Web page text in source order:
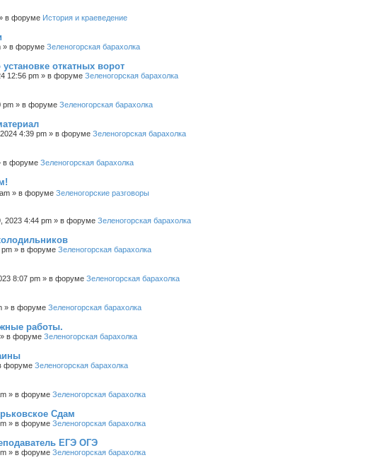
в форуме История и краеведение
» в форуме Зеленогорская барахолка
откатных ворот
12:56 pm » в форуме Зеленогорская барахолка
pm » в форуме Зеленогорская барахолка
4:39 pm » в форуме Зеленогорская барахолка
в форуме Зеленогорская барахолка
» в форуме Зеленогорские разговоры
2023 4:44 pm » в форуме Зеленогорская барахолка
» в форуме Зеленогорская барахолка
8:07 pm » в форуме Зеленогорская барахолка
» в форуме Зеленогорская барахолка
работы.
» в форуме Зеленогорская барахолка
форуме Зеленогорская барахолка
» в форуме Зеленогорская барахолка
Сдам
» в форуме Зеленогорская барахолка
ЕГЭ ОГЭ
» в форуме Зеленогорская барахолка